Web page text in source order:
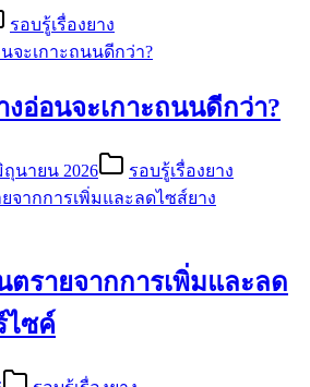
รอบรู้เรื่องยาง
อ่อนจะเกาะถนนดีกว่า?
ถุนายน 2026 รอบรู้เรื่องยาง
ตรายจากการเพิ่มและลด
ไซค์